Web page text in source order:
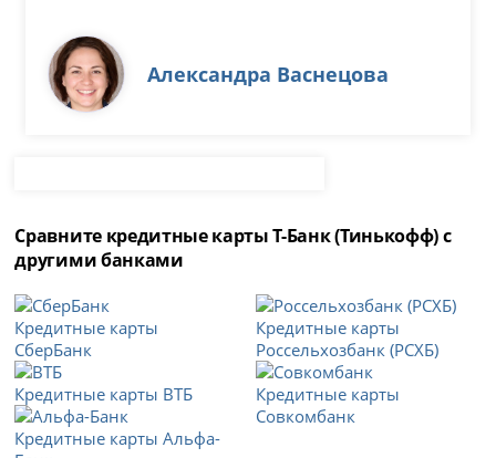
Александра Васнецова
Сравните кредитные карты Т-Банк (Тинькофф) с
другими банками
Кредитные карты
СберБанк
Кредитные карты ВТБ
Кредитные карты Альфа-
Кредитные карты
Россельхозбанк (РСХБ)
Кредитные карты
Совкомбанк